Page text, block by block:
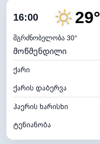
ღრუბლიანობა
ნამის წერტილი
ხილვადობა
განათების ინდექსი
ღრუბლის სიმაღლე
16:00 29°
მგრძნობელობა 30°
მოწმენდილი
ქარი
ქარის დაბერვა
ჰაერის ხარისხი
ტენიანობა